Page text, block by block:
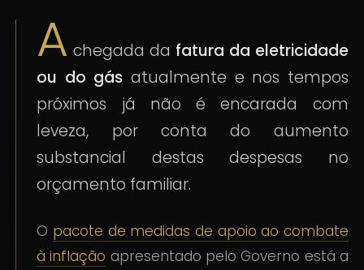
A chegada da fatura da eletricidade
ou do gás atualmente e nos tempos
próximos já não é encarada com
leveza, por conta do aumento
substancial destas despesas no
orçamento familiar.
O pacote de medidas de apoio ao combate
à inflação apresentado pelo Governo está a